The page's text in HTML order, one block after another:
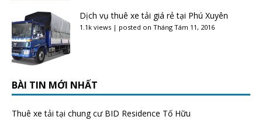
Dịch vụ thuê xe tải giá rẻ tại Phú Xuyên
1.1k views | posted on Tháng Tám 11, 2016
BÀI TIN MỚI NHẤT
Thuê xe tải tại chung cư BID Residence Tố Hữu